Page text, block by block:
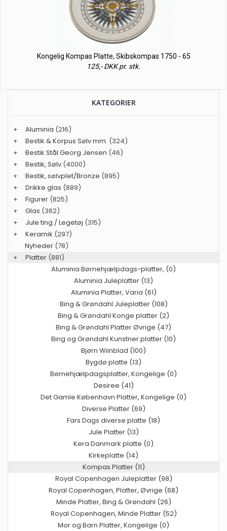
Kongelig Kompas Platte, Skibskompas 1750 - 65
125,- DKK pr. stk.
KATEGORIER
+ Aluminia (216)
+
Bestik & Korpus Sølv mm. (324)
+
Bestik Stål Georg Jensen (46)
+
Bestik, Sølv (4000)
+
Bestik, sølvplet/Bronze (895)
+
Drikke glas (889)
+
Figurer (825)
+
Glas (362)
+
Jule ting / Legetøj (315)
+
Keramik (297)
Nyheder (78)
+
Platter (881)
Aluminia Børnehjælpdags-platter, (0)
Aluminia Juleplatter (13)
Aluminia Platter, Varia (61)
Bing & Grøndahl Juleplatter (108)
Bing & Grøndahl Konge platter (2)
Bing & Grøndahl Platter Øvrige (47)
Bing og Grøndahl Kunstner platter (10)
Bjørn Wiinblad (100)
Bygdø platte (13)
Børnehjælpdagsplatter, Kongelige (0)
Desiree (41)
Det Gamle København Platter, Kongelige (0)
Diverse Platter (69)
Fars Dags diverse platte (18)
Jule Platter (13)
Kera Danmark platte (0)
Kirkeplatte (14)
Kompas Platter (11)
Royal Copenhagen Juleplatter (98)
Royal Copenhagen, Platter, Øvrige (68)
Minde Platter, Bing & Grøndahl (26)
Royal Copenhagen, Minde Platter (52)
Mor og Barn Platter, Kongelige (0)